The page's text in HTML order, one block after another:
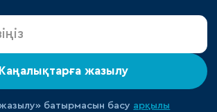
жазылу
батырмасын басу арқылы